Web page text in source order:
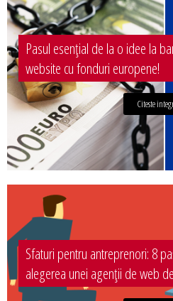
Pasul esențial de la o idee la
website cu fonduri europene!
Citeste
Sfaturi pentru antreprenori: 8
alegerea unei agenții de web